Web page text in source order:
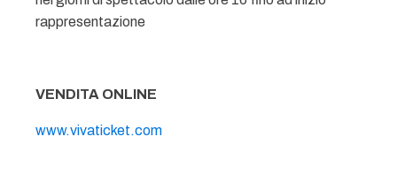
rappresentazione
VENDITA ONLINE
www.vivaticket.com